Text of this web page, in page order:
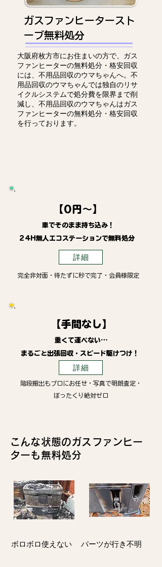
ガスファンヒータースト
ーブ無料処分
大阪府枚方市にお住まいの方で、ガス
ファンヒーターの無料処分・格安回収
には、不用品回収のウマちゃんへ。不
用品回収のウマちゃんでは独自のリサ
イクルシステムで処分費を限界まで削
減し、不用品回収のウマちゃんはガス
ファンヒーターの無料処分・格安回収
を行っております。
【0円～】
車でそのまま持ち込み！
24H無人エコステーションで無料処分
詳細
完全非対面・待たずに秒で完了・会員様限定
【手間なし】
重くて運べない…
まるごと出張回収・スピード駆けつけ！
詳細
階段搬出もプロにお任せ・写真で明朗査定・
ぼったくり絶対ゼロ
こんな状態のガスファンヒー
ターも無料処分
ボロボロ使えない パーツが行き不明